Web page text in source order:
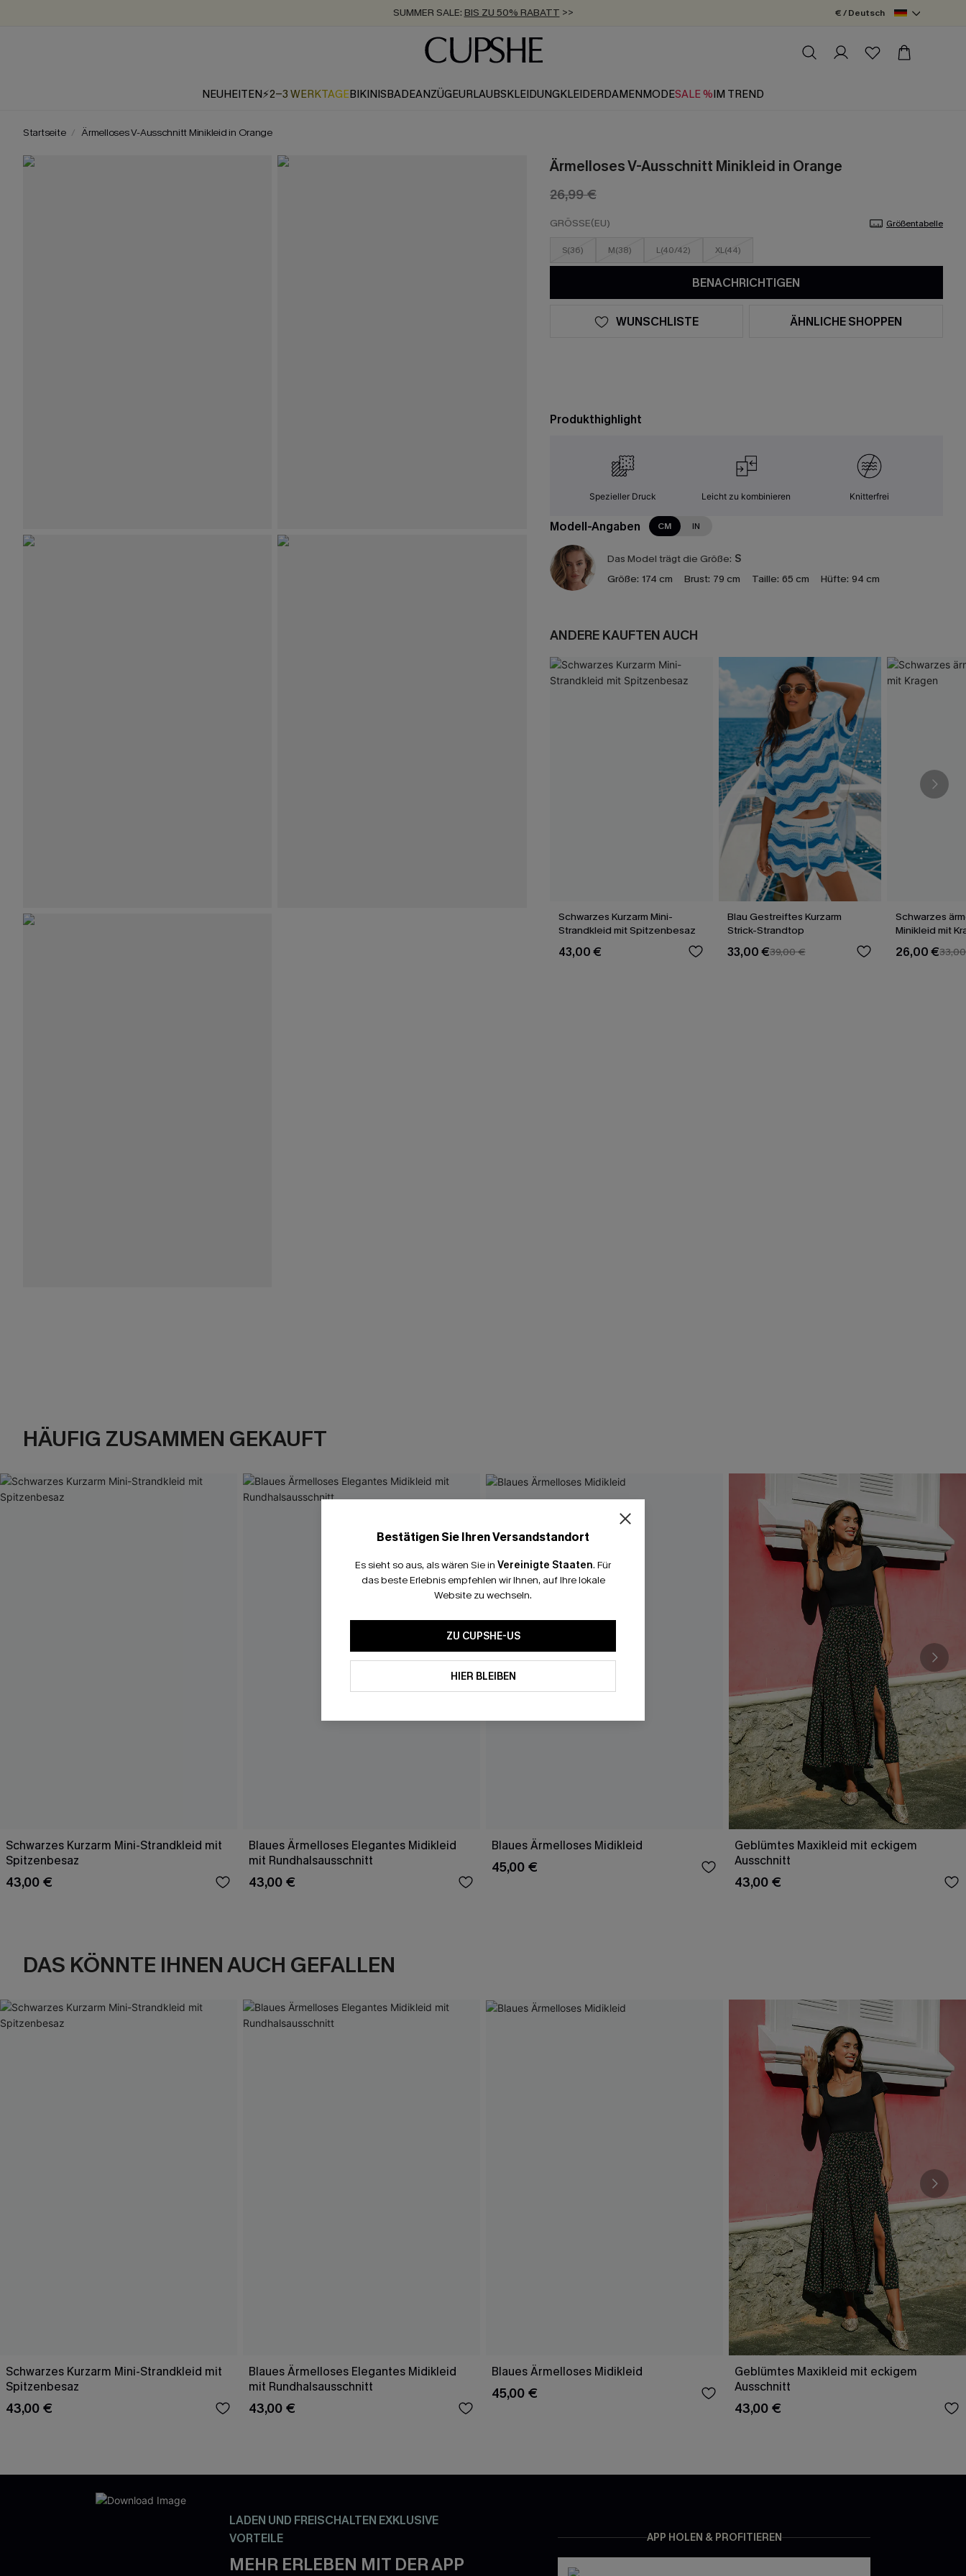
SUMMER SALE: BIS ZU 50% RABATT >>
ZUM NEWSLETTER:BIS ZU -20% EXTRA ERHALTEN
KOSTENLOSER VERSAND AB 89 €
€ / Deutsch
NEUHEITEN⚡2-3 WERKTAGEBIKINISBADEANZÜGEURLAUBSKLEIDUNGKLEIDERDAMENMODESALE %IM TREND
Startseite Ärmelloses V-Ausschnitt Minikleid in Orange
Ärmelloses V-Ausschnitt Minikleid in Orange
26,99 €
GRÖSSE(EU) Größentabelle
S(36) M(38) L(40/42) XL(44)
BENACHRICHTIGEN
WUNSCHLISTE ÄHNLICHE SHOPPEN
Produkthighlight
Spezieller Druck Leicht zu kombinieren Knitterfrei
Modell-Angaben CM IN
Das Model trägt die Größe: S
Größe: 174 cm Brust: 79 cm Taille: 65 cm Hüfte: 94 cm
ANDERE KAUFTEN AUCH
Schwarzes Kurzarm Mini-
Strandkleid mit Spitzenbesaz
43,00 €
Blau Gestreiftes Kurzarm
Strick-Strandtop
33,00 €39,00 €
Schwarzes
Minikleid mit
26,00 €
HÄUFIG ZUSAMMEN GEKAUFT
Schwarzes Kurzarm Mini-Strandkleid mit
Spitzenbesaz
43,00 €
Blaues Ärmelloses Elegantes Midikleid
mit Rundhalsausschnitt
43,00 €
Blaues Ärmelloses Midikleid
45,00 €
Geblümtes Maxikleid mit eckigem
Ausschnitt
43,00 €
DAS KÖNNTE IHNEN AUCH GEFALLEN
Schwarzes Kurzarm Mini-Strandkleid mit
Spitzenbesaz
43,00 €
Blaues Ärmelloses Elegantes Midikleid
mit Rundhalsausschnitt
43,00 €
Blaues Ärmelloses Midikleid
45,00 €
Geblümtes Maxikleid mit eckigem
Ausschnitt
43,00 €
LADEN UND FREISCHALTEN EXKLUSIVE
VORTEILE
MEHR ERLEBEN MIT DER APP
APP HOLEN & PROFITIEREN
Bestätigen Sie Ihren Versandstandort
Es sieht so aus, als wären Sie in Vereinigte Staaten. Für
das beste Erlebnis empfehlen wir Ihnen, auf Ihre lokale
Website zu wechseln.
ZU CUPSHE-US
HIER BLEIBEN